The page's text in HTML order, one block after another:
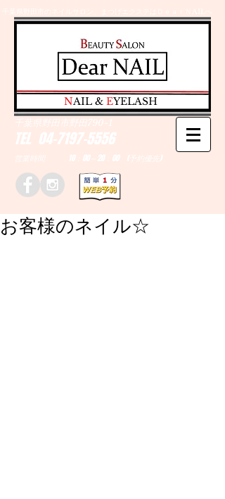
千葉県野田市のネイルサロン、まつげエクステはＤｅａｒＮAILへ
TEL 04-7197-5556
営業時間 10：00～20：00 (予約優先)
千葉県野田市野田790-1
​NAIL & EYELASH
お客様のネイル☆